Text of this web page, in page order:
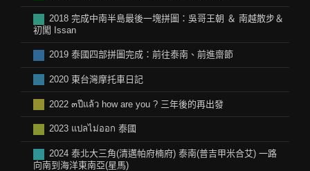
2018 完成中南半島最後一塊拼圖：吳哥王朝 ＆ 南越散步＆
初闖 Issan
2019 泰國四部拼圖完成：前往泰南、前進齋節
2020 東台灣摩托車日記
2022 ๓ปีแล้ว how are you ? 三年後的再出發
2023 แปลไม่ออก 泰國
2024 泰北大三角(清邁帕府楠府) 泰南(普吉甲米合艾) 一路
向南到海洋東南亞(星馬)